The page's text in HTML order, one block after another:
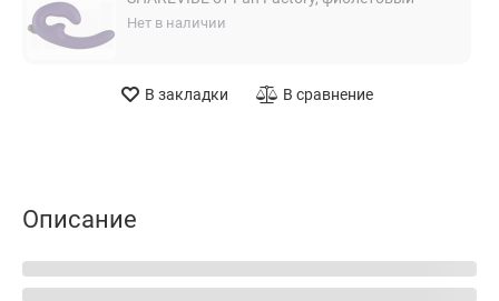
Нет в наличии
В закладки В сравнение
Описание